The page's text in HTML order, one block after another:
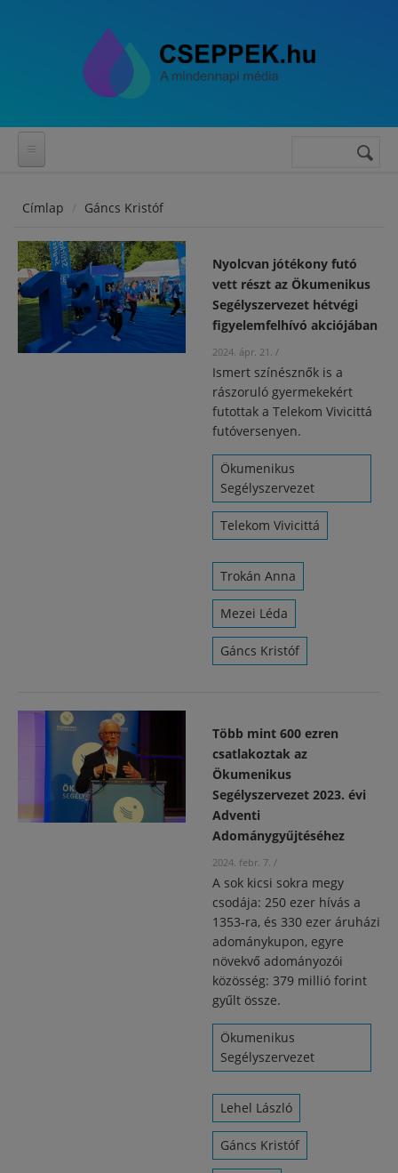
Keresés
Címlap Gáncs Kristóf
Nyolcvan jótékony futó
vett részt az Ökumenikus
Segélyszervezet hétvégi
figyelemfelhívó akciójában
2024. ápr. 21. /
Ismert színésznők is a
rászoruló gyermekekért
futottak a Telekom Vivicittá
futóversenyen.
Ökumenikus
Segélyszervezet
Telekom Vivicittá
Trokán Anna
Mezei Léda
Gáncs Kristóf
Több mint 600 ezren
csatlakoztak az
Ökumenikus
Segélyszervezet 2023. évi
Adventi
Adománygyűjtéséhez
2024. febr. 7. /
A sok kicsi sokra megy
csodája: 250 ezer hívás a
1353-ra, és 330 ezer áruházi
adománykupon, egyre
növekvő adományozói
közösség: 379 millió forint
gyűlt össze.
Ökumenikus
Segélyszervezet
Lehel László
Gáncs Kristóf